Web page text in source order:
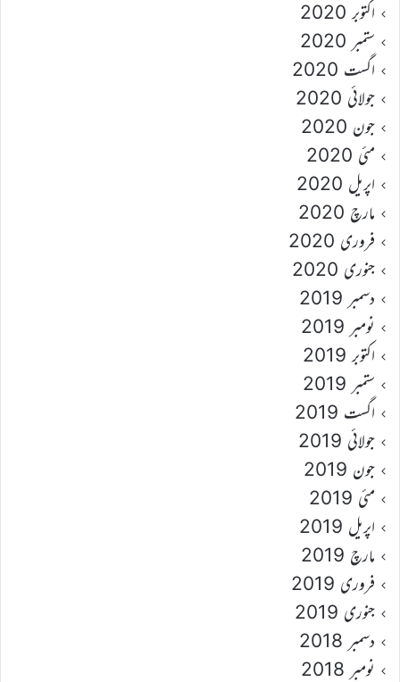
اکتوبر 2020
ستمبر 2020
اگست 2020
جولائی 2020
جون 2020
مئی 2020
اپریل 2020
مارچ 2020
فروری 2020
جنوری 2020
دسمبر 2019
نومبر 2019
اکتوبر 2019
ستمبر 2019
اگست 2019
جولائی 2019
جون 2019
مئی 2019
اپریل 2019
مارچ 2019
فروری 2019
جنوری 2019
دسمبر 2018
نومبر 2018